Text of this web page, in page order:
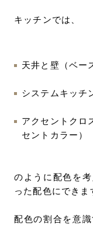
キッチンでは、
天井と壁（ベー
システムキッチ
アクセントクロ
セントカラー）
のように配色を
った配色にできま
配色の割合を意